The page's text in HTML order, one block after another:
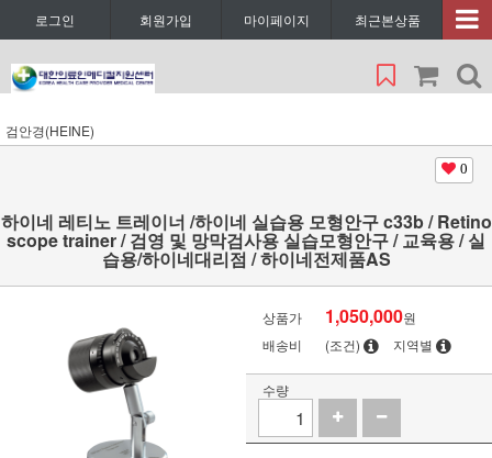
로그인 회원가입 마이페이지 최근본상품
검안경(HEINE)
0
하이네 레티노 트레이너 /하이네 실습용 모형안구 c33b / Retino
scope trainer / 검영 및 망막검사용 실습모형안구 / 교육용 / 실
습용/하이네대리점 / 하이네전제품AS
상품가 1,050,000원
배송비
(조건) 지역별
수량